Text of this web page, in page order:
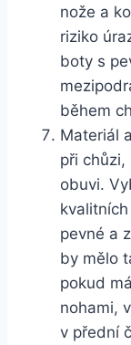
nože a
riziko
boty s
během
Materiál
při
obuvi.
pevné a
by mělo
pokud
nohami,
v přední